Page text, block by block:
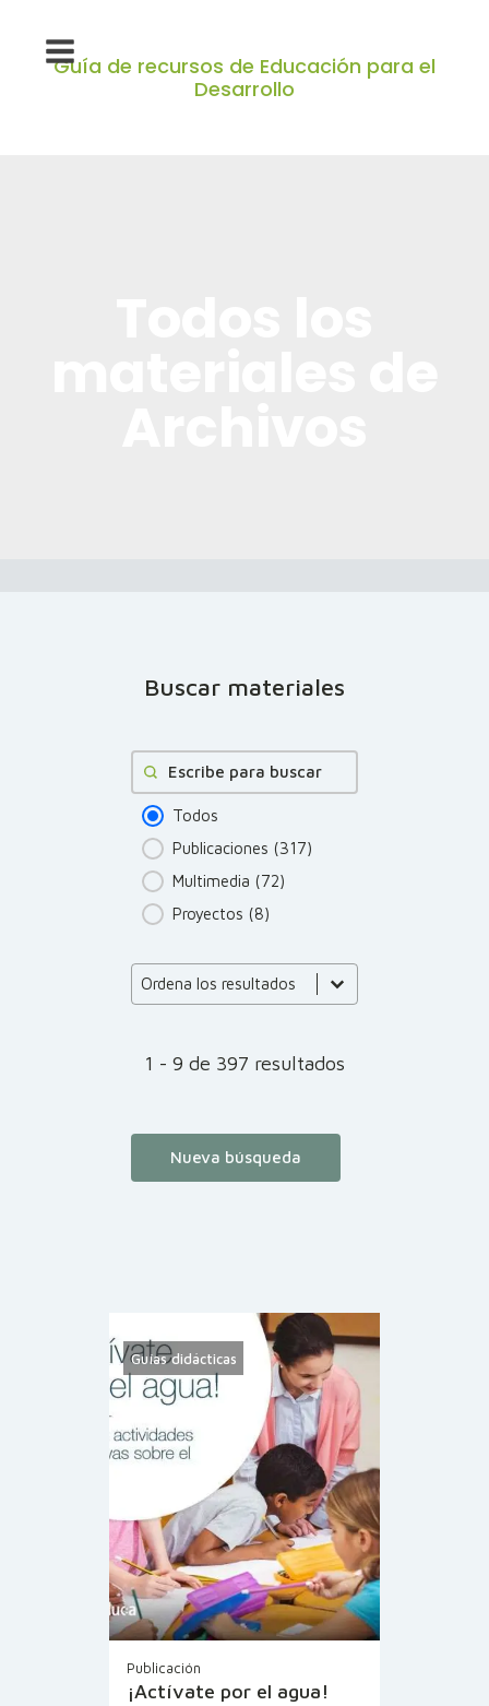
Guía de recursos de Educación para el
Desarrollo
Buscar materiales
Buscar
Todos
Publicaciones (317)
Multimedia (72)
Proyectos (8)
Product Order
Ordena los resultados
Product Order
1 - 9 de 397 resultados
Nueva búsqueda
Guías didácticas
Publicación
¡Actívate por el agua!